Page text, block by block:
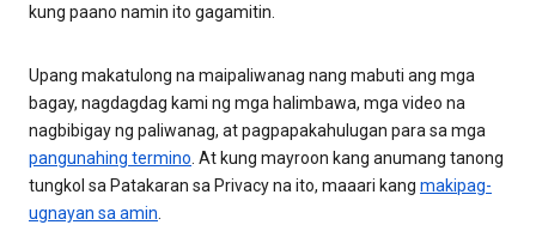
kung paano namin ito gagamitin.
Upang makatulong na maipaliwanag nang mabuti ang mga
bagay, nagdagdag kami ng mga halimbawa, mga video na
nagbibigay ng paliwanag, at pagpapakahulugan para sa mga
pangunahing termino . At kung mayroon kang anumang tanong
tungkol sa Patakaran sa Privacy na ito, maaari kang makipag-
ugnayan sa amin